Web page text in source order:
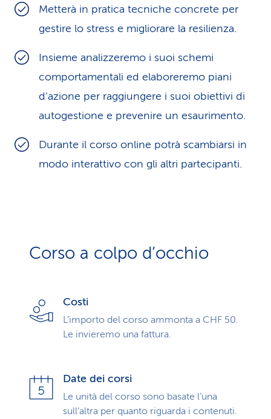
e
r
v
i
z
i
o
Metterà in pratica tecniche concrete per
gestire lo stress e migliorare la resilienza.
Insieme analizzeremo i suoi schemi
comportamentali ed elaboreremo piani
d’azione per raggiungere i suoi obiettivi di
autogestione e prevenire un esaurimento.
Durante il corso online potrà scambiarsi in
modo interattivo con gli altri partecipanti.
Corso a colpo d’occhio
Costi
L’importo del corso ammonta a CHF 50.
Le invieremo una fattura.
Date dei corsi
Le unità del corso sono basate l’una
sull’altra per quanto riguarda i contenuti.